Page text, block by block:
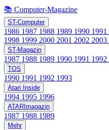
📚 Computer-Magazine
ST-Computer
1986 1987 1988 1989 1990 1991
1998 1999 2000 2001 2002 2003
ST-Magazin
1987 1988 1989 1990 1991 1992
TOS
1990 1991 1992 1993
Atari Inside
1994 1995 1996
ATARImagazin
1987 1988 1989
Mehr